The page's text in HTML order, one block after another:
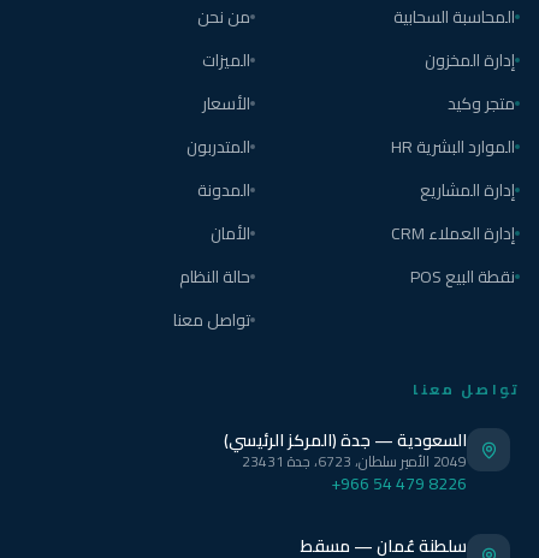
المحاسبة السحابية
إدارة المخزون
متجر وكيد
الموارد البشرية HR
إدارة المشاريع
إدارة العملاء CRM
نقطة البيع POS
من نحن
الميزات
الأسعار
المتدربون
المدونة
الأمان
حالة النظام
تواصل معنا
تواصل معنا
السعودية — جدة (المركز الرئيسي)
2049 الأمير سلطان، 6723، جدة 23431
+966 54 479 8226
سلطنة عُمان — مسقط